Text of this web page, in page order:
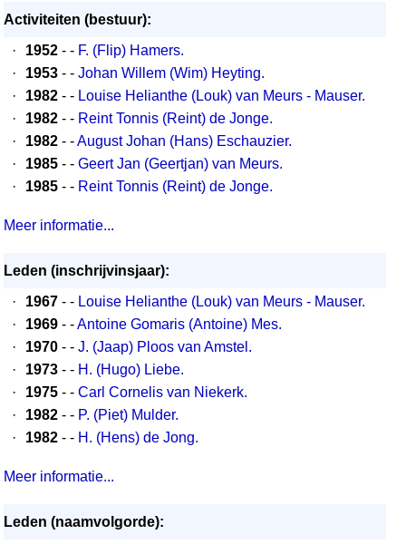
Activiteiten (bestuur):
·
1952 - - F. (Flip) Hamers.
·
1953 - - Johan Willem (Wim) Heyting.
·
1982 - - Louise Helianthe (Louk) van Meurs - Mauser.
·
1982 - - Reint Tonnis (Reint) de Jonge.
·
1982 - -August Johan (Hans) Eschauzier.
·
1985 - - Geert Jan (Geertjan) van Meurs.
·
1985 - - Reint Tonnis (Reint) de Jonge.
Meer informatie...
Leden (inschrijvinsjaar):
·
1967 - - Louise Helianthe (Louk) van Meurs - Mauser.
·
1969 - -Antoine Gomaris (Antoine) Mes.
·
1970 - - J. (Jaap) Ploos van Amstel.
·
1973 - - H. (Hugo) Liebe.
·
1975 - - Carl Cornelis van Niekerk.
·
1982 - - P. (Piet) Mulder.
·
1982 - - H. (Hens) de Jong.
Meer informatie...
Leden (naamvolgorde):